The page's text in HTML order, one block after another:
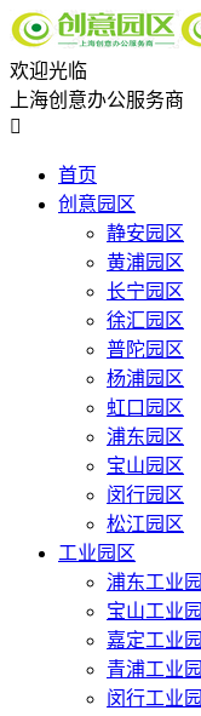
欢迎光临
上海创意办公服务商

首页
创意园区
静安园区
黄浦园区
长宁园区
徐汇园区
普陀园区
杨浦园区
虹口园区
浦东园区
宝山园区
闵行园区
松江园区
工业园区
浦东工业园
宝山工业园
嘉定工业园
青浦工业园
闵行工业园